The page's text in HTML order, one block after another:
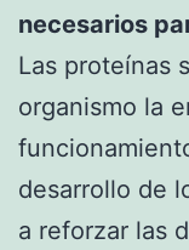
necesarios
Las proteínas
organismo la
desarrollo de
a reforzar las